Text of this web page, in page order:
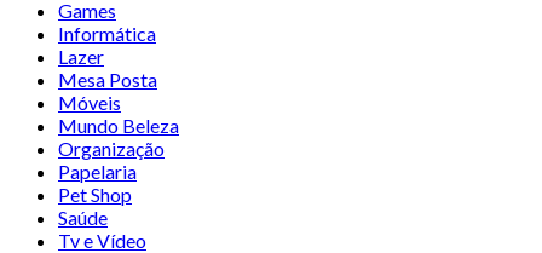
Games
Informática
Lazer
Mesa Posta
Móveis
Mundo Beleza
Organização
Papelaria
Pet Shop
Saúde
Tv e Vídeo